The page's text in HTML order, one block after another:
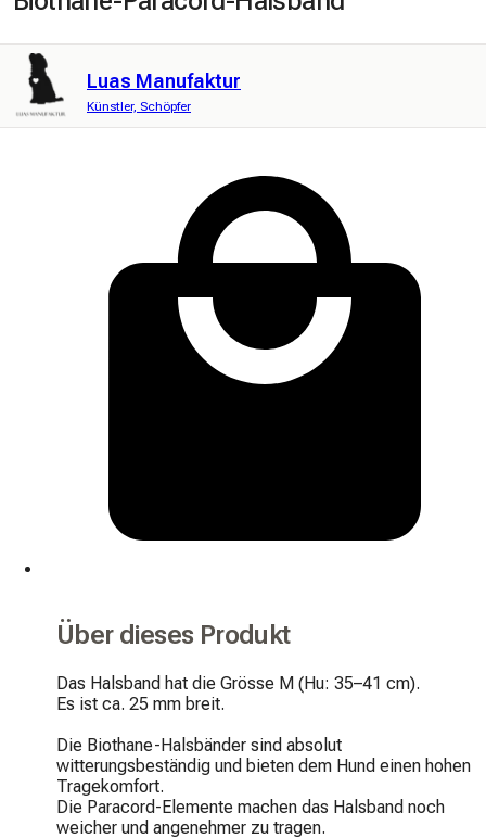
Luas Manufaktur
Künstler, Schöpfer
Über dieses Produkt
Das Halsband hat die Grösse M (Hu: 35–41 cm).
Es ist ca. 25 mm breit.
Die Biothane-Halsbänder sind absolut
witterungsbeständig und bieten dem Hund einen hohen
Tragekomfort.
Die Paracord-Elemente machen das Halsband noch
weicher und angenehmer zu tragen.